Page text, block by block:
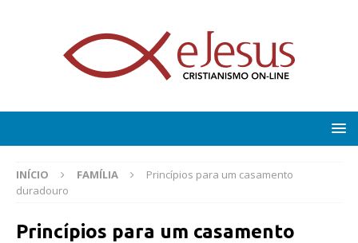
INÍCIO FAMÍLIA
Princípios para um casamento
duradouro
Princípios para um casamento